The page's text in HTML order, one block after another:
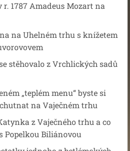
r. 1787 Amadeus Mozart na
na Uhelném trhu s knížetem
stěhovalo z Vrchlických sadů
„teplém menu“ byste si
na Vaječném trhu
z Vaječného trhu a co
Popelkou Biliánovou